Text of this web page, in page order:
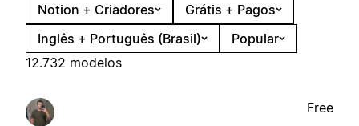
Notion + Criadores
Grátis + Pagos
Inglês + Português (Brasil)
Popular
12.732 modelos
Free